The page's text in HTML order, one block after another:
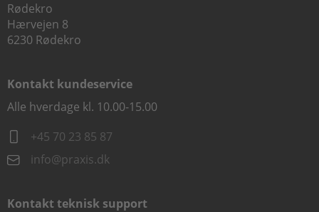
Rødekro
Hærvejen 8
6230 Rødekro
Kontakt kundeservice
Alle hverdage kl. 10.00-15.00
+45 70 23 85 87
info@praxis.dk
Kontakt teknisk support